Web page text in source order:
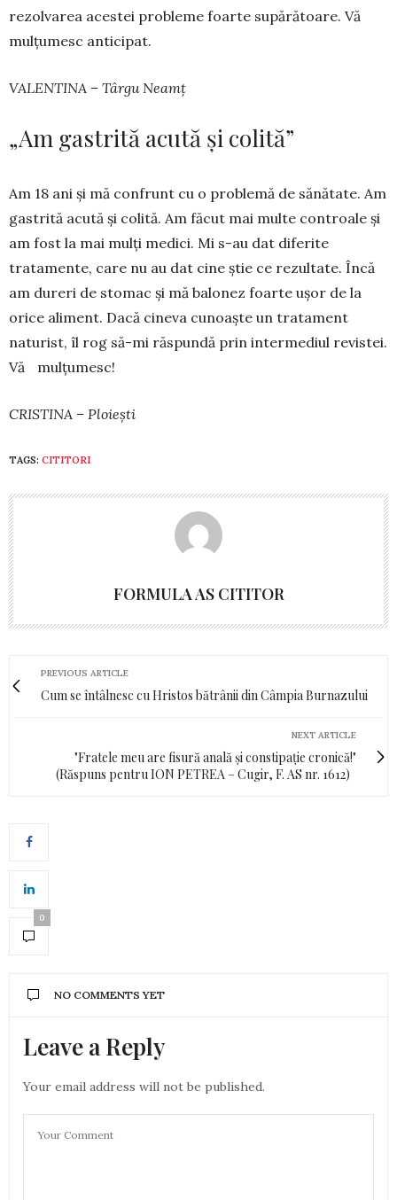
rezol­varea acestei pro­­­bleme foarte su­părătoare. Vă
mulțumesc anticipat.
VALENTINA – Târgu Neamț
„Am gastrită acută și colită”
Am 18 ani și mă confrunt cu o problemă de să­nătate. Am
gas­tri­tă acută și colită. Am făcut mai multe controale și
am fost la mai mulți medici. Mi s-au dat diferite
tratamente, care nu au dat ci­ne știe ce rezultate. Încă
am dureri de sto­mac și mă balonez foarte ușor de la
orice ali­ment. Dacă ci­neva cunoaște un tratament
natu­rist, îl rog să-mi răspundă prin in­termediul re­vistei.
Vă mulțumesc!
CRISTINA – Ploiești
TAGS: CITITORI
FORMULA AS CITITOR
PREVIOUS ARTICLE
Cum se întâlnesc cu Hristos bătrânii din Câmpia Burnazului
NEXT ARTICLE
"Fratele meu are fisură anală și constipație cronică!"
(Răspuns pentru ION PETREA – Cugir, F. AS nr. 1612)
0
NO COMMENTS YET
Leave a Reply
Your email address will not be published.